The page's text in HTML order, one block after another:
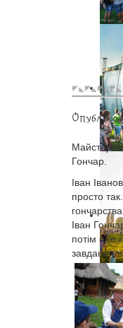
Майстер-
Гончар.
Іван
просто
Іван
потім вже
завдання